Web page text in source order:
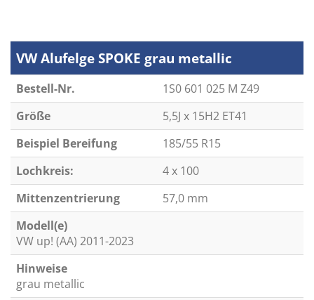
VW Alufelge SPOKE grau metallic
Bestell-Nr.
1S0 601 025 M Z49
Größe
5,5J x 15H2 ET41
Beispiel Bereifung
185/55 R15
Lochkreis:
4 x 100
Mittenzentrierung
57,0 mm
Modell(e)
VW up! (AA) 2011-2023
Hinweise
grau metallic